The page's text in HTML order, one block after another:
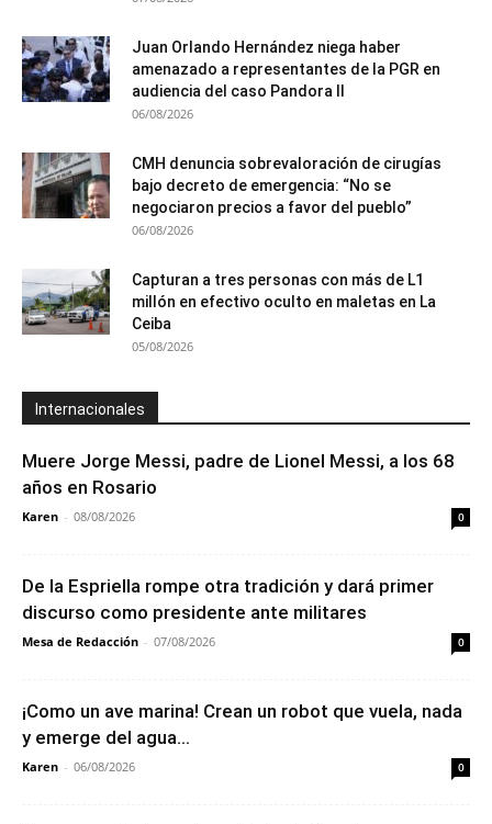
Juan Orlando Hernández niega haber
amenazado a representantes de la PGR en
audiencia del caso Pandora II
06/08/2026
CMH denuncia sobrevaloración de cirugías
bajo decreto de emergencia: “No se
negociaron precios a favor del pueblo”
06/08/2026
Capturan a tres personas con más de L1
millón en efectivo oculto en maletas en La
Ceiba
05/08/2026
Internacionales
Muere Jorge Messi, padre de Lionel Messi, a los 68
años en Rosario
Karen - 08/08/2026 0
De la Espriella rompe otra tradición y dará primer
discurso como presidente ante militares
Mesa de Redacción - 07/08/2026 0
¡Como un ave marina! Crean un robot que vuela, nada
y emerge del agua...
Karen - 06/08/2026 0